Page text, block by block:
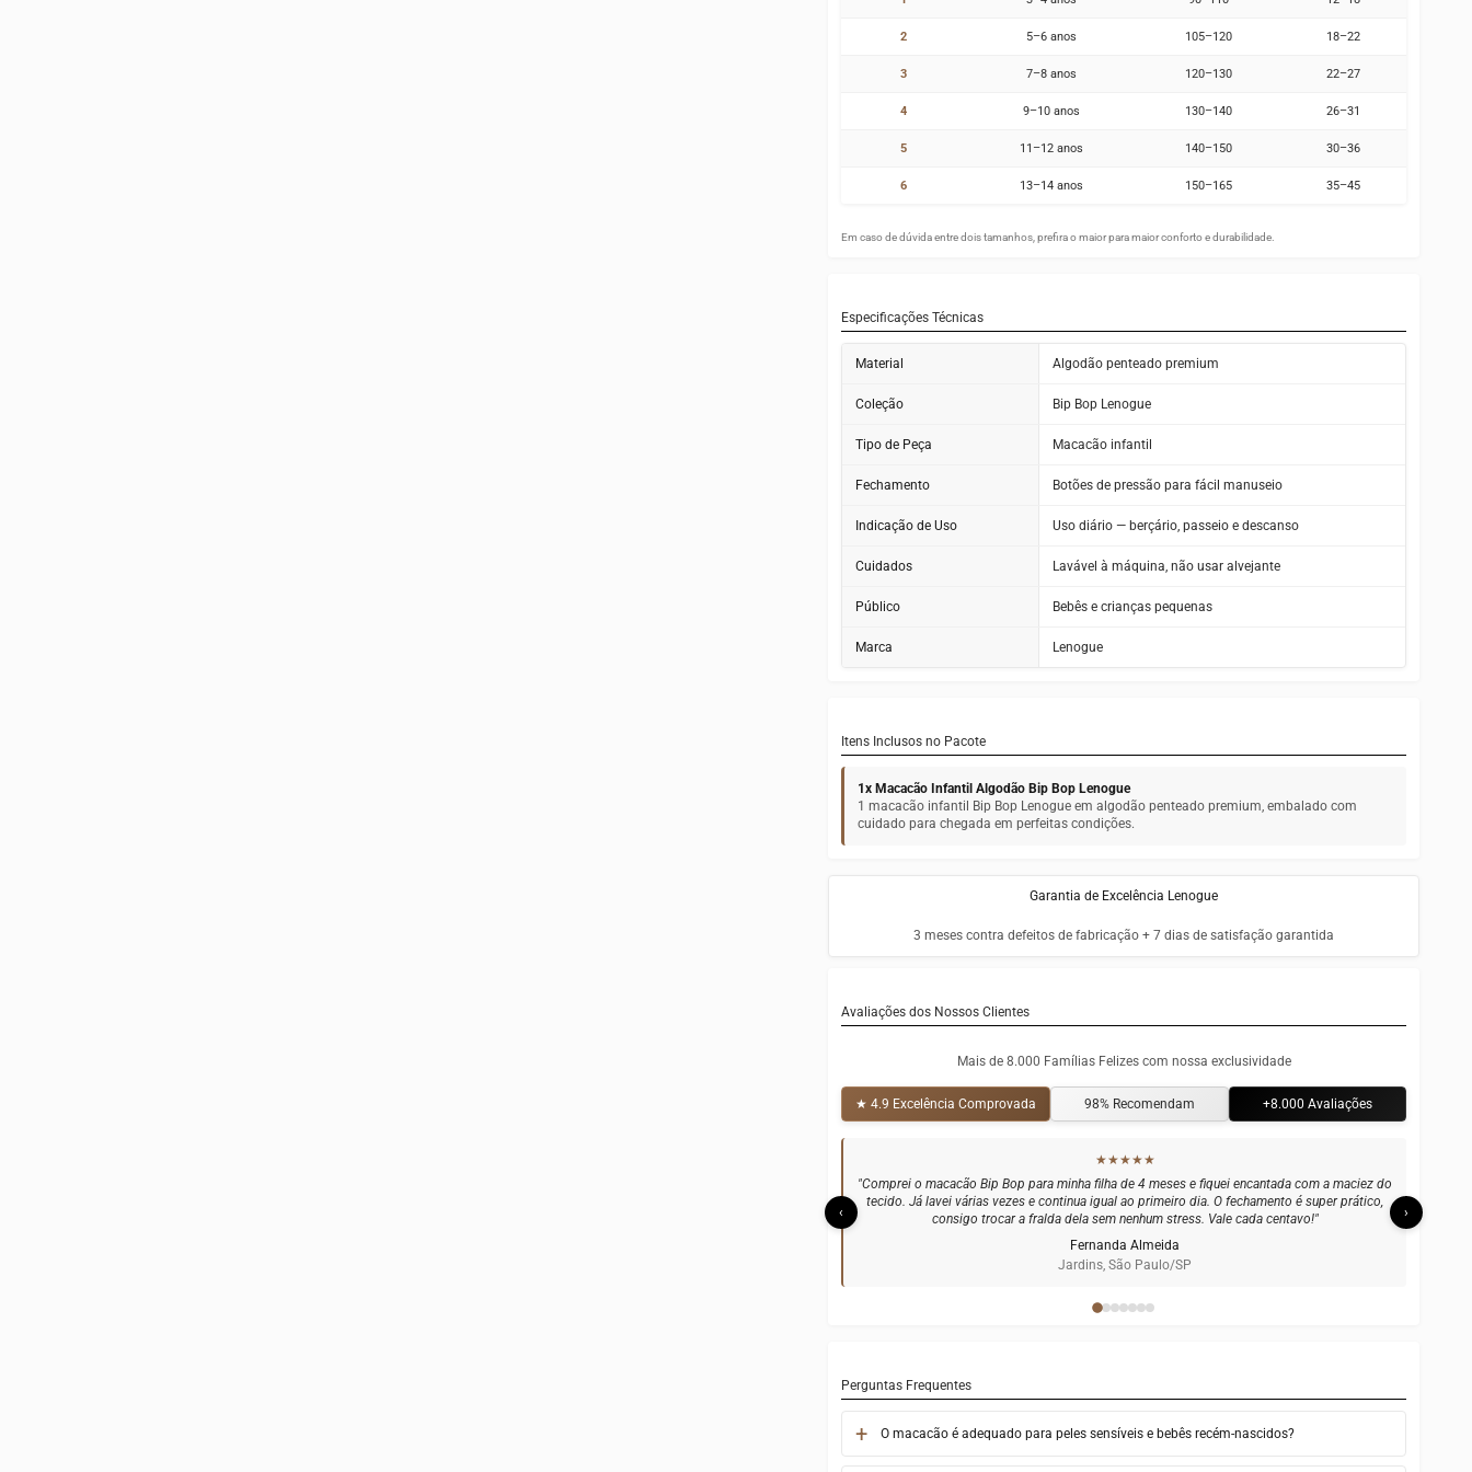
2 5–6 anos 105–120 18–22
3 7–8 anos 120–130 22–27
4 9–10 anos 130–140 26–31
5 11–12 anos 140–150 30–36
6 13–14 anos 150–165 35–45
Em caso de dúvida entre dois tamanhos, prefira o maior para maior conforto e durabilidade.
Especificações Técnicas
Material Algodão penteado premium
Coleção Bip Bop Lenogue
Tipo de Peça Macacão infantil
Fechamento Botões de pressão para fácil manuseio
Indicação de Uso Uso diário — berçário, passeio e descanso
Cuidados Lavável à máquina, não usar alvejante
Público Bebês e crianças pequenas
Marca Lenogue
Itens Inclusos no Pacote
1x Macacão Infantil Algodão Bip Bop Lenogue
1 macacão infantil Bip Bop Lenogue em algodão penteado premium, embalado com
cuidado para chegada em perfeitas condições.
Garantia de Excelência Lenogue
3 meses contra defeitos de fabricação + 7 dias de satisfação garantida
Avaliações dos Nossos Clientes
Mais de 8.000 Famílias Felizes com nossa exclusividade
★ 4.9 Excelência Comprovada 98% Recomendam +8.000 Avaliações
‹ ›
★★★★★
"Meu filho tem pele super sensível e sempre tive dificuldade em encontrar roupinhas que não
irritassem. Com o macacão Lenogue, nenhuma marquinha, nenhuma vermelhidão. O algodão é
realmente diferenciado, dá para sentir a qualidade na hora que você toca."
Rafaela Borges
Leblon, Rio de Janeiro/RJ
Perguntas Frequentes
O macacão é adequado para peles sensíveis e bebês recém-nascidos?